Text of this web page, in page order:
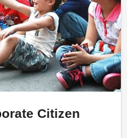
Citizen